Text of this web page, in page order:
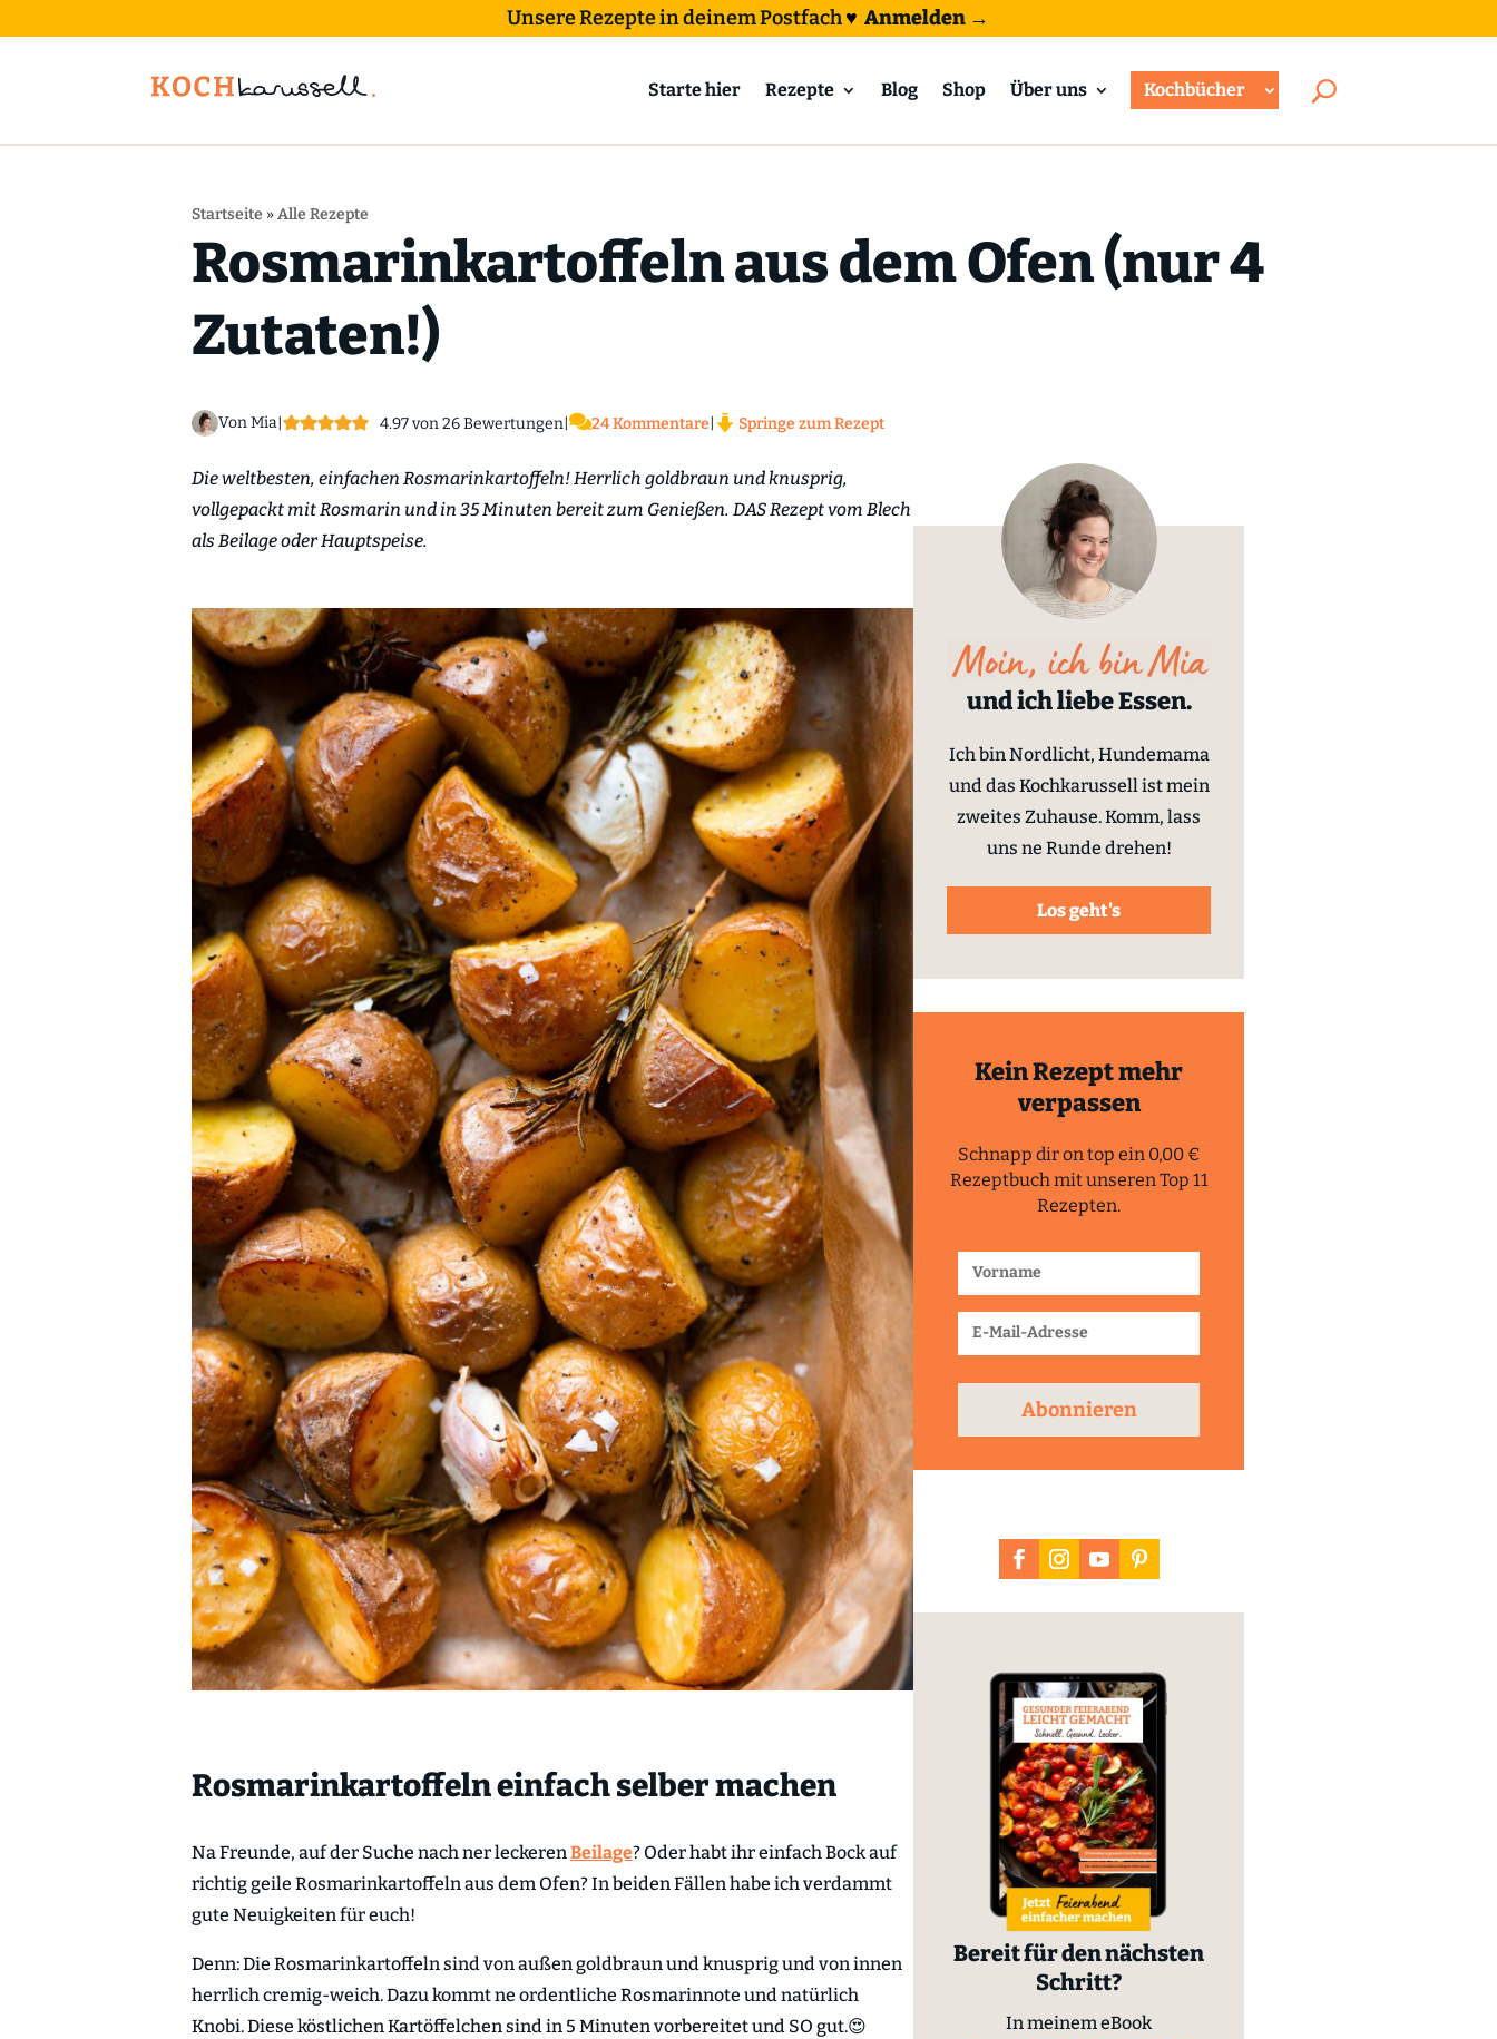
Unsere Rezepte in deinem Postfach♥ Anmelden →
Starte hier Rezepte Blog Shop Über uns Kochbücher
Startseite »Alle Rezepte
Rosmarinkartoffeln aus dem Ofen (nur 4
Zutaten!)
Von Mia 4.97von26Bewertungen| 24 Kommentare Springe zum Rezept
Die weltbesten, einfachen Rosmarinkartoffeln! Herrlich goldbraun und knusprig,
vollgepackt mit Rosmarin und in 35 Minuten bereit zum Genießen. DAS Rezept vom Blech
als Beilage oder Hauptspeise.
Rosmarinkartoffeln einfach selber machen
Na Freunde, auf der Suche nach ner leckerenBeilage? Oder habt ihr einfach Bock auf
richtig geile Rosmarinkartoffeln aus dem Ofen? In beiden Fällen habe ich verdammt
gute Neuigkeiten für euch!
Denn: Die Rosmarinkartoffeln sind von außen goldbraun und knusprig und von innen
herrlich cremig-weich. Dazu kommt ne ordentliche Rosmarinnote und natürlich
Knobi. Diese köstlichen Kartöffelchen sind in 5 Minuten vorbereitet und SO gut.😍
und ich liebe Essen.
Ich bin Nordlicht, Hundemama
und das Kochkarussell ist mein
zweites Zuhause. Komm, lass
uns ne Runde drehen!
Los geht's
Kein Rezept mehr
verpassen
Schnapp dir on top ein 0,00 €
Rezeptbuch mit unseren Top 11
Rezepten.
Abonnieren
Bereit für den nächsten
Schritt?
In meinem eBook